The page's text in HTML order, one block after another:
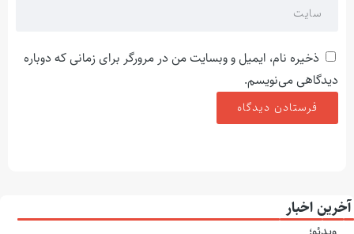
ذخیره نام، ایمیل و وبسایت من در مرورگر برای زمانی که دوباره
دیدگاهی می‌نویسم.
آخرین اخبار